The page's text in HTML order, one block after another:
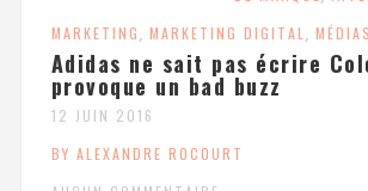
MARKETING, MARKETING DIGITAL ,
Adidas ne sait pas écrire
provoque un bad buzz
12 JUIN 2016
BY ALEXANDRE ROCOURT